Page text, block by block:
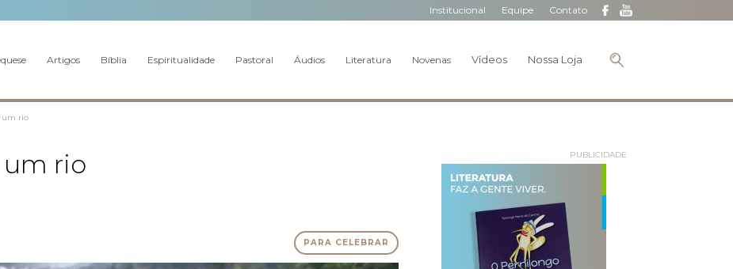
Institucional Equipe Contato
Artigos Bíblia Espiritualidade Pastoral Áudios Literatura Novenas Vídeos Nossa Loja
um rio
um rio
PARA CELEBRAR
PUBLICIDADE